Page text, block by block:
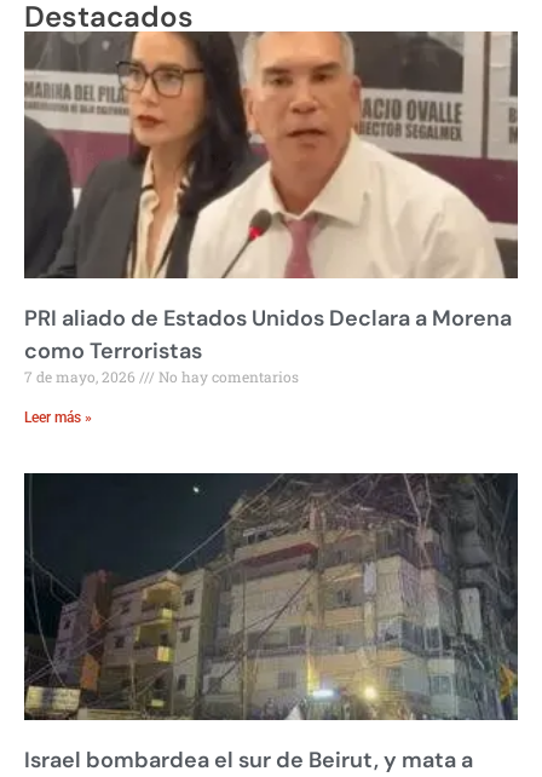
Destacados
PRI aliado de Estados Unidos Declara a Morena
como Terroristas
7 de mayo, 2026 No hay comentarios
Leer más »
Israel bombardea el sur de Beirut, y mata a